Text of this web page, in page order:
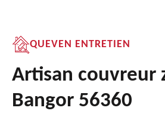
QUEVEN ENTRETIEN
Artisan couvreur
Bangor 56360